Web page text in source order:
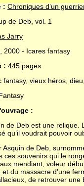
: Chroniques d’un
de Deb, vol. 1
Jarry
, 2000 - Icares fantasy
: 445 pages
fantasy, vieux héros,
:
de Deb est une
qu’il voudrait pouvoir
de Deb,
ces souvenirs qui le
mendiant, voleur
du massacre d’une
de retrouver